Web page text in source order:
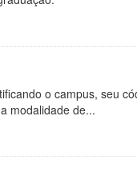
o campus, seu
modalidade de...